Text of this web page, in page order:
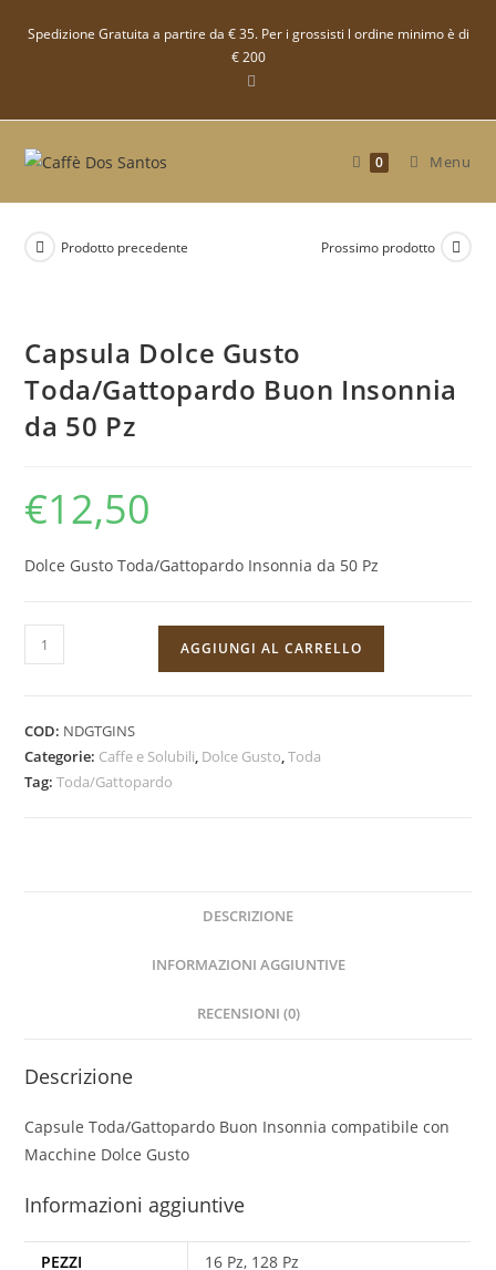
Spedizione Gratuita a partire da € 35. Per i grossisti l ordine minimo è di
€ 200
0 Menu
Prodotto precedente Prossimo prodotto
Capsula Dolce Gusto
Toda/Gattopardo Buon Insonnia
da 50 Pz
€12,50
Dolce Gusto Toda/Gattopardo Insonnia da 50 Pz
Capsula
Dolce
Buon
Insonnia
AGGIUNGI AL CARRELLO
COD: NDGTGINS
Categorie: Caffe e Solubili, Dolce Gusto,Toda
Tag:Toda/Gattopardo
DESCRIZIONE
INFORMAZIONI AGGIUNTIVE
RECENSIONI (0)
Descrizione
Capsule Toda/Gattopardo Buon Insonnia compatibile con
Macchine Dolce Gusto
Informazioni aggiuntive
PEZZI 16 Pz, 128 Pz